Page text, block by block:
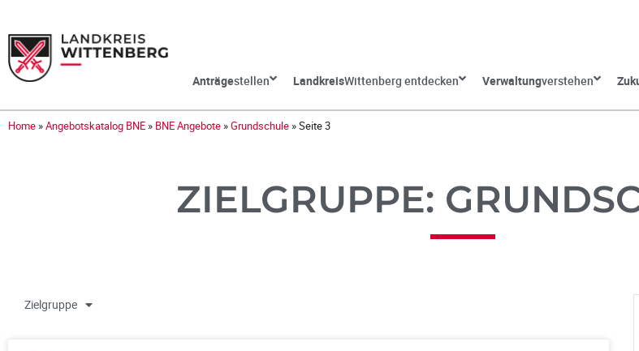
Anträgestellen LandkreisWittenberg entdecken Verwaltungverstehen
Home »Angebotskatalog BNE » BNE Angebote »Grundschule »Seite 3
ZIELGRUPPE:
Zielgruppe